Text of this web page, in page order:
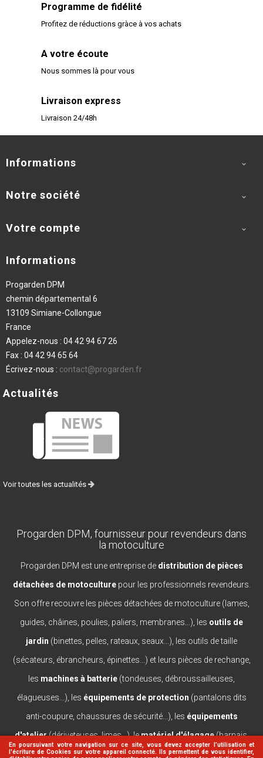
En poursuivant votre navigation sur ce site, vous devez accepter l’utilisation et
l'écriture de Cookies sur votre appareil connecté. Ils permettent de vous identifier,
Programme de fidélité
Profitez de réductions gràce à vos achats
A votre écoute
Nous sommes là pour vous
Livraison express
Livraison 24/48h
Informations 
Notre société 
Votre compte 
Informations
Progarden DPM
chemin départemental 6
13109 Simiane-Collongue
France
Appelez-nous : 04 42 94 67 26
Fax : 04 42 94 65 64
Écrivez-nous : contact@progarden.fr
Actualités
Voir toutes les actualités
Progarden DPM, fournisseur pour revendeurs dans
la motoculture
Progarden DPM est une entreprise de distribution de pièces
détachées de motoculturepour les professionnels revendeurs.
Son offre recouvre les pièces détachées de motoculture (lames,
guides, châines, poulies, paliers, membranes...), les outils de
jardin (binettes, pelles, rateaux, seaux...), les outils de taille
(sécateurs, ébrancheurs, épinettes...) et leurs pièces de rechange,
les machines à batterie (tondeuses, débroussailleuses,
élagueuses...), les équipements de protection (pantalons dits
anti-coupure, chaussures de sécurité...), les équipements
d'atelier(dériveteuses, limes...), lematériel d'élagage(harnais,
casques, lanceurs...).